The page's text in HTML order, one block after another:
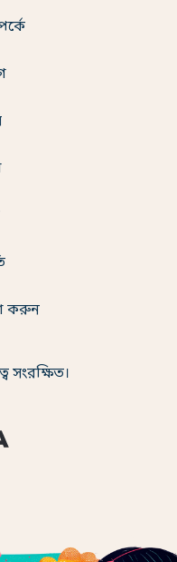
করুন
সংরক্ষিত।